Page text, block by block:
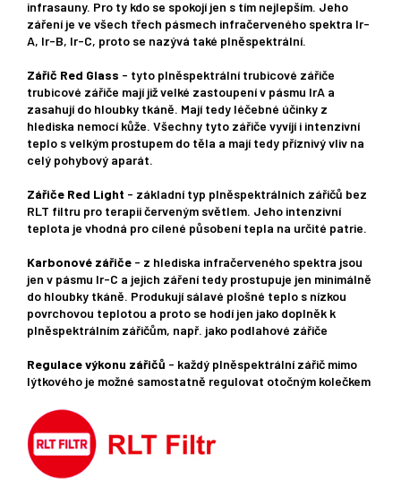
infrasauny. Pro ty kdo se spokojí jen s tím nejlepším. Jeho
záření je ve všech třech pásmech infračerveného spektra Ir-
A, Ir-B, Ir-C, proto se nazývá také plněspektrální.
Zářič Red Glass - tyto plněspektrální trubicové zářiče
trubicové zářiče mají již velké zastoupení v pásmu IrA a
zasahují do hloubky tkáně. Mají tedy léčebné účinky z
hlediska nemocí kůže. Všechny tyto zářiče vyvíjí i intenzivní
teplo s velkým prostupem do těla a mají tedy příznivý vliv na
celý pohybový aparát.
Zářiče Red Light - základní typ plněspektrálních zářičů bez
RLT filtru pro terapii červeným světlem. Jeho intenzivní
teplota je vhodná pro cílené působení tepla na určité patrie.
Karbonové zářiče - z hlediska infračerveného spektra jsou
jen v pásmu Ir-C a jejich záření tedy prostupuje jen minimálně
do hloubky tkáně. Produkují sálavé plošné teplo s nízkou
povrchovou teplotou a proto se hodí jen jako doplněk k
plněspektrálním zářičům, např. jako podlahové zářiče
Regulace výkonu zářičů - každý plněspektrální zářič mimo
lýtkového je možné samostatně regulovat otočným kolečkem